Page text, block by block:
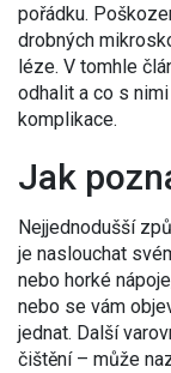
pořádku.
drobných
léze. V tomhle
odhalit a co s
komplikace.
Jak
Nejjednodušší
je naslouchat
nebo horké
nebo se vám
jednat. Další
čištění – může